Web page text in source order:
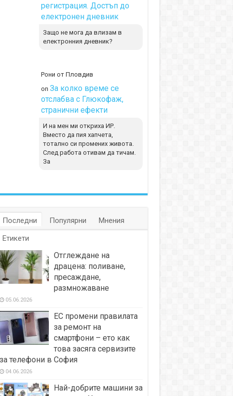
регистрация. Достъп до
електронен дневник
Защо не мога да влизам в
електронния дневник?
Рони от Пловдив
on За колко време се
отслабва с Глюкофаж,
странични ефекти
И на мен ми откриха ИР.
Вместо да пия хапчета,
тотално си промених живота.
След работа отивам да тичам.
За
Последни Популярни
Мнения
Етикети
Отглеждане на
драцена: поливане,
пресаждане,
размножаване
05.06.2026
ЕС промени правилата
за ремонт на
смартфони – ето как
това засяга сервизите
за телефони в София
04.06.2026
Най-добрите машини за